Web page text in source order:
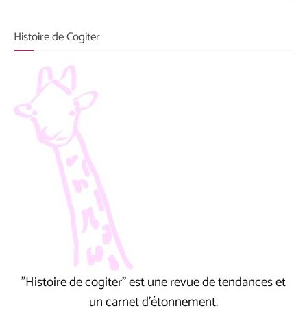
Histoire de Cogiter
"Histoire de cogiter" est une revue de tendances et
un carnet d’étonnement.